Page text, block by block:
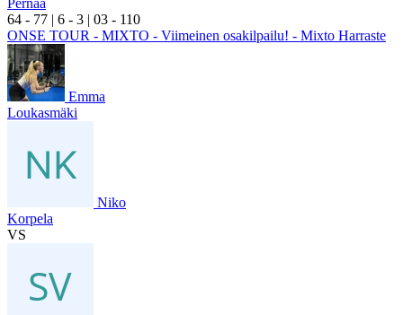
64 - 77 | 6 - 3 | 03 - 110
ONSE TOUR - MIXTO - Viimeinen osakilpailu! - Mixto Harraste
Emma
Loukasmäki
Niko
Korpela
VS